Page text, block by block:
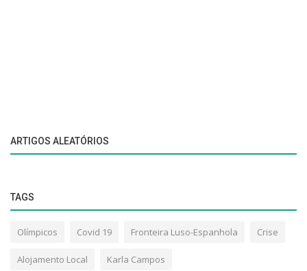
ARTIGOS ALEATÓRIOS
TAGS
Olímpicos Covid 19 Fronteira Luso-Espanhola Crise
Alojamento Local Karla Campos